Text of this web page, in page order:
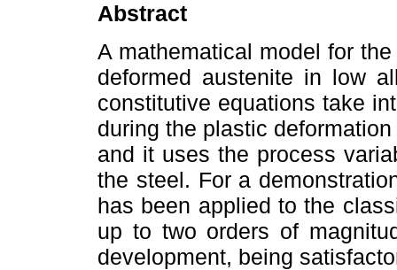
Abstract
A mathematical model for
deformed austenite in low
constitutive equations take
during the plastic
and it uses the process
the steel. For a
has been applied to the
up to two orders of
development, being